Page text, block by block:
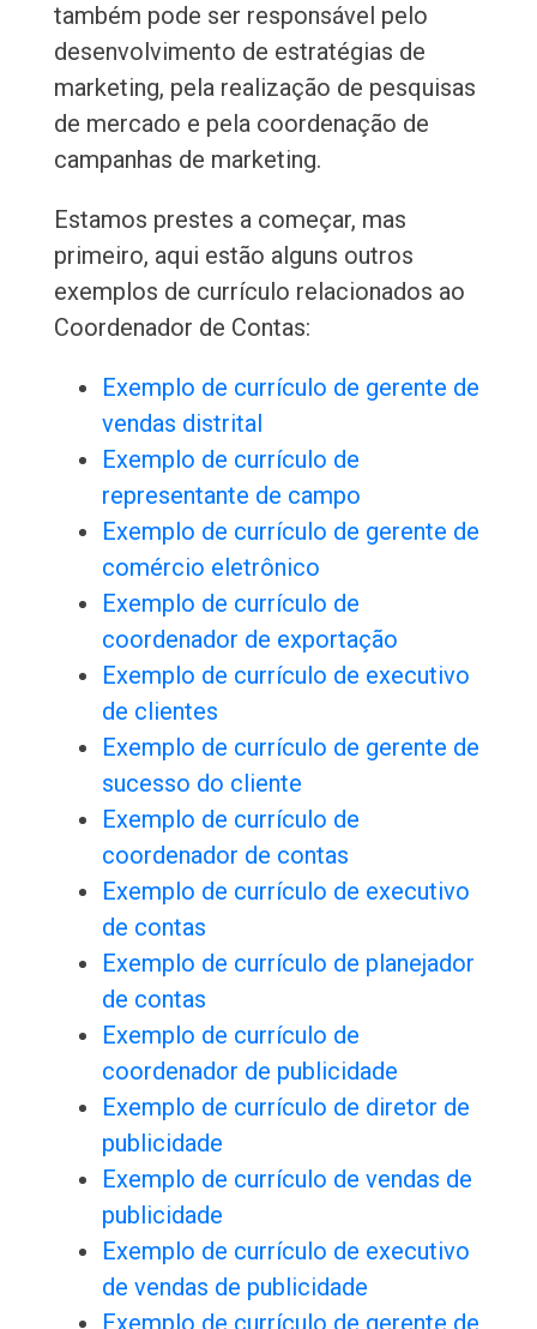
também pode ser responsável pelo
desenvolvimento de estratégias de
marketing, pela realização de pesquisas
de mercado e pela coordenação de
campanhas de marketing.
Estamos prestes a começar, mas
primeiro, aqui estão alguns outros
exemplos de currículo relacionados ao
Coordenador de Contas:
Exemplo de currículo de gerente de
vendas distrital
Exemplo de currículo de
representante de campo
Exemplo de currículo de gerente de
comércio eletrônico
Exemplo de currículo de
coordenador de exportação
Exemplo de currículo de executivo
de clientes
Exemplo de currículo de gerente de
sucesso do cliente
Exemplo de currículo de
coordenador de contas
Exemplo de currículo de executivo
de contas
Exemplo de currículo de planejador
de contas
Exemplo de currículo de
coordenador de publicidade
Exemplo de currículo de diretor de
publicidade
Exemplo de currículo de vendas de
publicidade
Exemplo de currículo de executivo
de vendas de publicidade
Exemplo de currículo de gerente de